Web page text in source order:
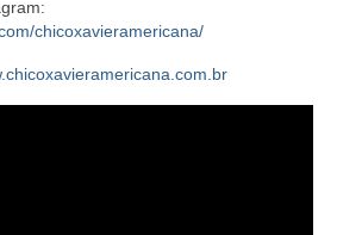
chicoxavieramericana/